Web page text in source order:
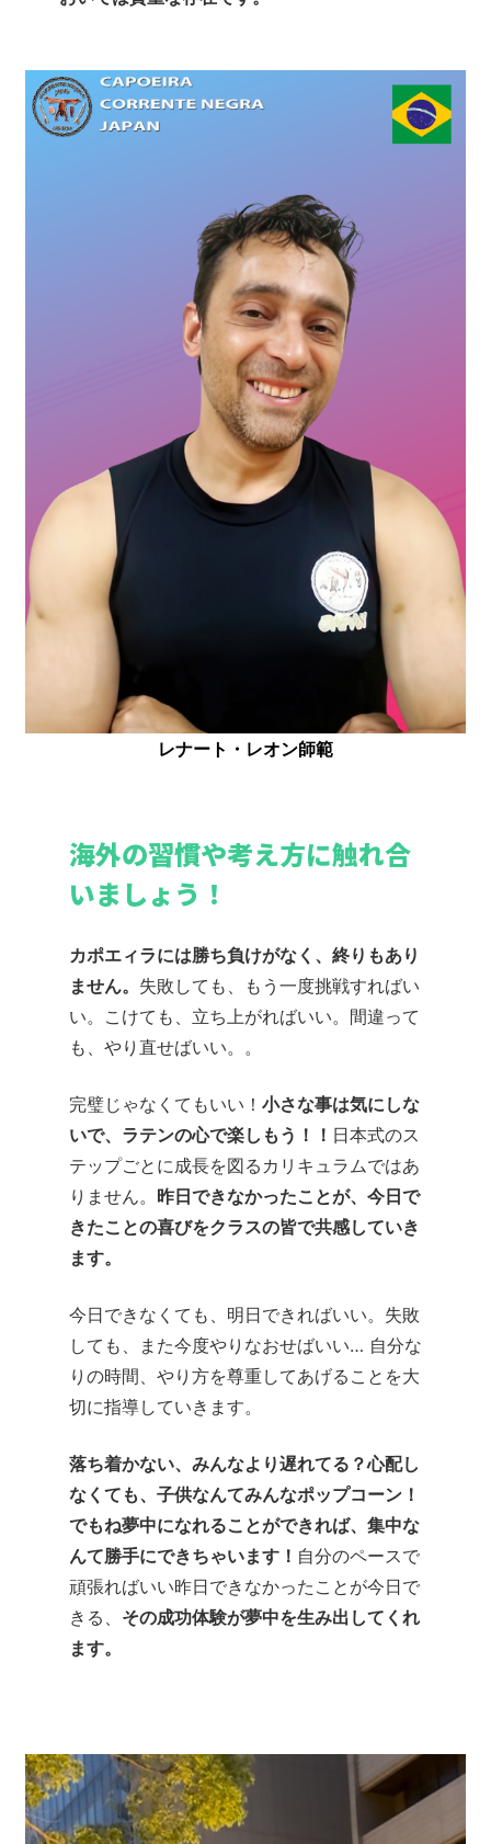
レナート・レオン師範
海外の習慣や考え方に触れ合
いましょう！
カポエィラには勝ち負けがなく、終りもあり
ません。 失敗しても、もう一度挑戦すればい
い。こけても、立ち上がればいい。間違って
も、やり直せばいい。。
完璧じゃなくてもいい！ 小さな事は気にしな
いで、ラテンの心で楽しもう！！ 日本式のス
テップごとに成長を図るカリキュラムではあ
りません。 昨日できなかったことが、今日で
きたことの喜びをクラスの皆で共感していき
ます。
今日できなくても、明日できればいい。 失敗
しても、また今度やりなおせばいい… 自分な
りの時間、やり方を尊重してあげることを大
切に指導していきます。
落ち着かない、みんなより遅れてる？心配し
なくても、子供なんてみんなポップコーン！
でもね夢中になれることができれば、集中な
んて勝手にできちゃいます！ 自分のペースで
頑張ればいい昨日できなかったことが今日で
きる、 その成功体験が夢中を生み出してくれ
ます。